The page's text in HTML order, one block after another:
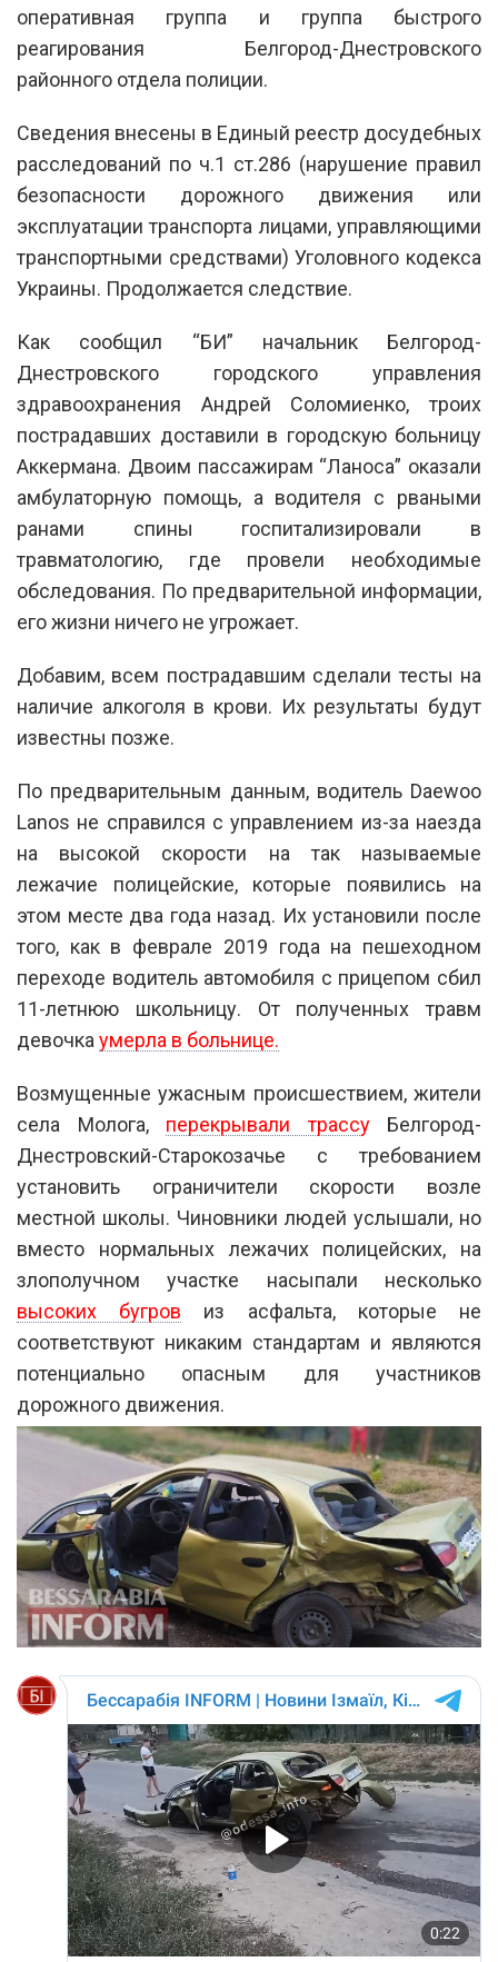
оперативная группа и группа быстрого
реагирования Белгород-Днестровского
районного отдела полиции.
Сведения внесены в Единый реестр досудебных
расследований по ч.1 ст.286 (нарушение правил
безопасности дорожного движения или
эксплуатации транспорта лицами, управляющими
транспортными средствами) Уголовного кодекса
Украины. Продолжается следствие.
Как сообщил “БИ” начальник Белгород-
Днестровского городского управления
здравоохранения Андрей Соломиенко, троих
пострадавших доставили в городскую больницу
Аккермана. Двоим пассажирам “Ланоса” оказали
амбулаторную помощь, а водителя с рваными
ранами спины госпитализировали в
травматологию, где провели необходимые
обследования. По предварительной информации,
его жизни ничего не угрожает.
Добавим, всем пострадавшим сделали тесты на
наличие алкоголя в крови. Их результаты будут
известны позже.
По предварительным данным, водитель Daewoo
Lanos не справился с управлением из-за наезда
на высокой скорости на так называемые
лежачие полицейские, которые появились на
этом месте два года назад. Их установили после
того, как в феврале 2019 года на пешеходном
переходе водитель автомобиля с прицепом сбил
11-летнюю школьницу. От полученных травм
девочка умерла в больнице.
Возмущенные ужасным происшествием, жители
села Молога, перекрывали трассуБелгород-
Днестровский-Старокозачье с требованием
установить ограничители скорости возле
местной школы. Чиновники людей услышали, но
вместо нормальных лежачих полицейских, на
злополучном участке насыпали несколько
высоких бугров из асфальта, которые не
соответствуют никаким стандартам и являются
потенциально опасным для участников
дорожного движения.